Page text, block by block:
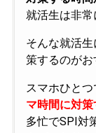
就活生は非常
そんな就活生
策するのがお
スマホひと
マ時間に対策
多忙でSPI対